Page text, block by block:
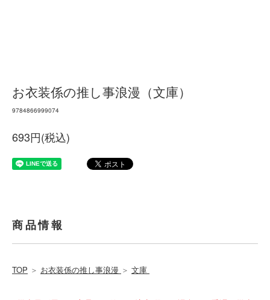
お衣装係の推し事浪漫（文庫）
9784866999074
693円(税込)
商品情報
TOP ＞ お衣装係の推し事浪漫 ＞ 文庫